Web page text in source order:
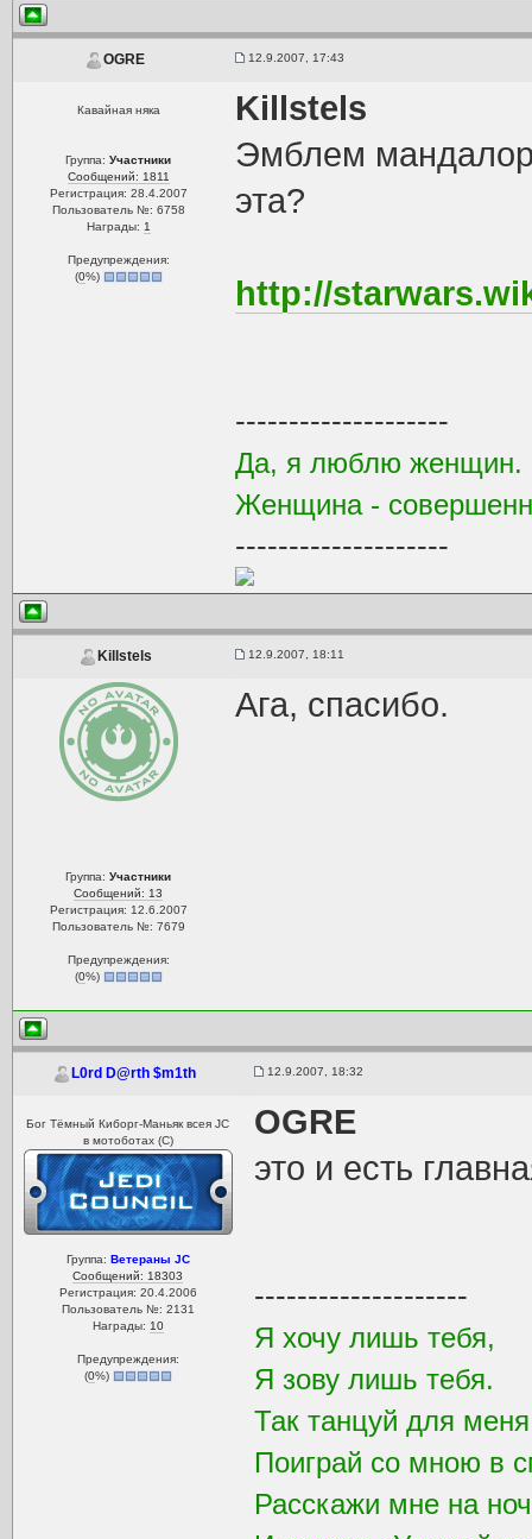
OGRE 12.9.2007, 17:43
Кавайная няка
Группа:Участники
Сообщений: 1811
Регистрация: 28.4.2007
Пользователь №: 6758
Награды: 1
Предупреждения:
(0%)
Killstels
Эмблем
эта?
http://
--------------------
Да, я люблю женщин.
Женщина -
--------------------
Killstels 12.9.2007, 18:11
Группа:Участники
Сообщений: 13
Регистрация: 12.6.2007
Пользователь №: 7679
Предупреждения:
(0%)
Ага, спасибо.
L0rd D@rth $m1th 12.9.2007, 18:32
Бог Тёмный Киборг-Маньяк всея JC
в мотоботах (С)
Группа: Ветераны JC
Сообщений: 18303
Регистрация: 20.4.2006
Пользователь №: 2131
Награды: 10
Предупреждения:
(0%)
OGRE
это и есть
--------------------
Я хочу лишь тебя,
Я зову лишь тебя.
Так танцуй для
Поиграй со мною в
Расскажи мне на